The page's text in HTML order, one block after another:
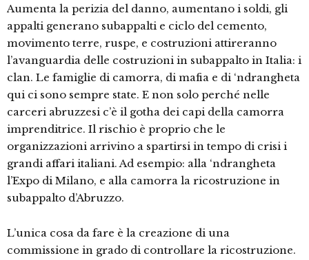
Aumenta la perizia del danno, aumentano i soldi, gli
appalti generano subappalti e ciclo del cemento,
movimento terre, ruspe, e costruzioni attireranno
l’avanguardia delle costruzioni in subappalto in Italia: i
clan. Le famiglie di camorra, di mafia e di ‘ndrangheta
qui ci sono sempre state. E non solo perché nelle
carceri abruzzesi c’è il gotha dei capi della camorra
imprenditrice. Il rischio è proprio che le
organizzazioni arrivino a spartirsi in tempo di crisi i
grandi affari italiani. Ad esempio: alla ‘ndrangheta
l’Expo di Milano, e alla camorra la ricostruzione in
subappalto d’Abruzzo.
L’unica cosa da fare è la creazione di una
commissione in grado di controllare la ricostruzione.